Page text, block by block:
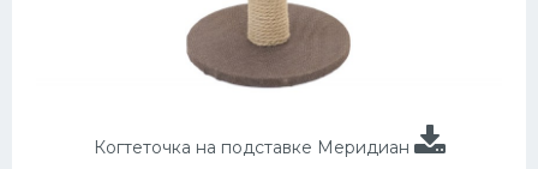
Когтеточка на подставке Меридиан